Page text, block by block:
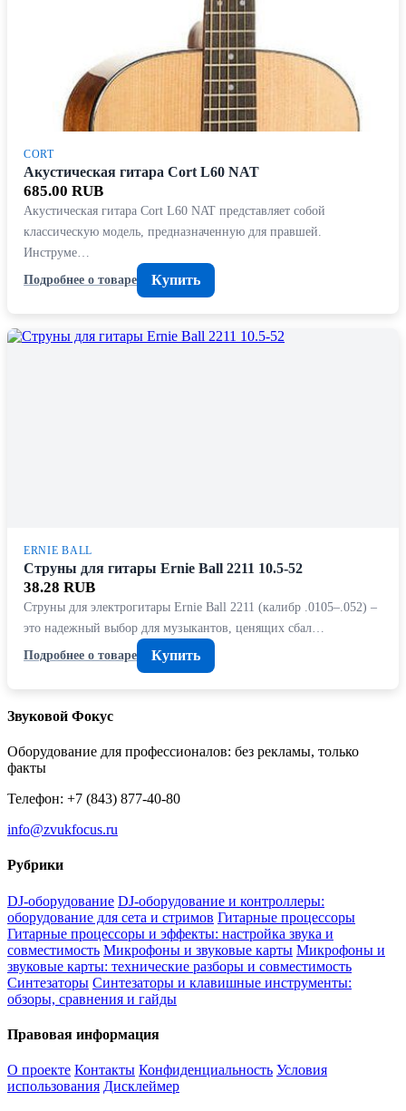
CORT
Акустическая гитара Cort L60 NAT
685.00 RUB
Акустическая гитара Cort L60 NAT представляет собой
классическую модель, предназначенную для правшей.
Инструме…
Подробнее о товаре
Купить
ERNIE BALL
Струны для гитары Ernie Ball 2211 10.5-52
38.28 RUB
Струны для электрогитары Ernie Ball 2211 (калибр .0105–.052) –
это надежный выбор для музыкантов, ценящих сбал…
Подробнее о товаре
Купить
Звуковой Фокус
Оборудование для профессионалов: без рекламы, только
факты
Телефон: +7 (843) 877-40-80
info@zvukfocus.ru
Рубрики
DJ-оборудование DJ-оборудование и контроллеры:
оборудование для сета и стримов Гитарные процессоры
Гитарные процессоры и эффекты: настройка звука и
совместимость Микрофоны и звуковые карты Микрофоны и
звуковые карты: технические разборы и совместимость
Синтезаторы Синтезаторы и клавишные инструменты:
обзоры, сравнения и гайды
Правовая информация
О проекте Контакты Конфиденциальность Условия
использования Дисклеймер